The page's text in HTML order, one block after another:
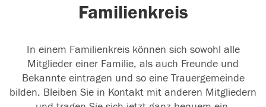
Familienkreis
In einem Familienkreis können sich sowohl alle
Mitglieder einer Familie, als auch Freunde und
Bekannte eintragen und so eine Trauergemeinde
bilden. Bleiben Sie in Kontakt mit anderen Mitgliedern